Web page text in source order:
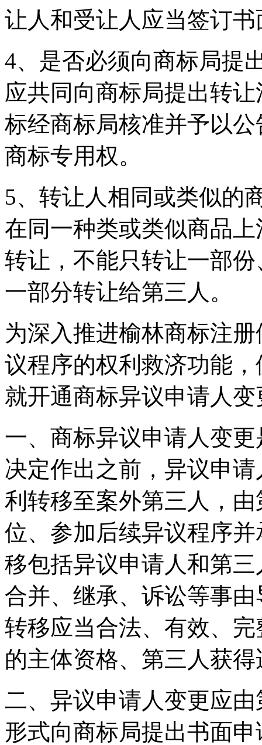
让人和受让人应当签订
4、是否必须向商标局提
应共同向商标局提出转
标经商标局核准并予以
商标专用权。
5、转让人相同或类似的
在同一种类或类似商品
转让，不能只转让一部
一部分转让给第三人。
为深入推进榆林商标注
议程序的权利救济功能
就开通商标异议申请人
一、商标异议申请人变
决定作出之前，异议申
利转移至案外第三人，
位、参加后续异议程序
移包括异议申请人和第
合并、继承、诉讼等事
转移应当合法、有效、
的主体资格、第三人获
二、异议申请人变更应
形式向商标局提出书面